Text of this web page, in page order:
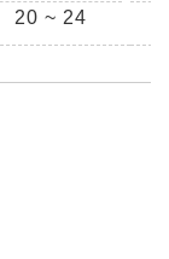
20 ~ 24